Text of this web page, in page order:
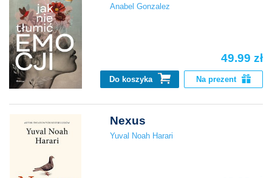
Anabel Gonzalez
49.99 zł
Do koszyka Na prezent
Nexus
Yuval Noah Harari